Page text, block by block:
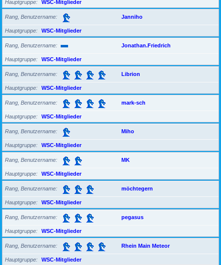
Hauptgruppe WSC-Mitglieder
Rang, Benutzername Janniho
Hauptgruppe WSC-Mitglieder
Rang, Benutzername Jonathan.Friedrich
Hauptgruppe WSC-Mitglieder
Rang, Benutzername Librion
Hauptgruppe WSC-Mitglieder
Rang, Benutzername mark-sch
Hauptgruppe WSC-Mitglieder
Rang, Benutzername Miho
Hauptgruppe WSC-Mitglieder
Rang, Benutzername MK
Hauptgruppe WSC-Mitglieder
Rang, Benutzername möchtegern
Hauptgruppe WSC-Mitglieder
Rang, Benutzername pegasus
Hauptgruppe WSC-Mitglieder
Rang, Benutzername Rhein Main Meteor
Hauptgruppe WSC-Mitglieder